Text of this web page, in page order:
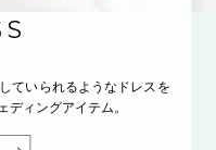
ていられるようなドレスを
ディングアイテム。